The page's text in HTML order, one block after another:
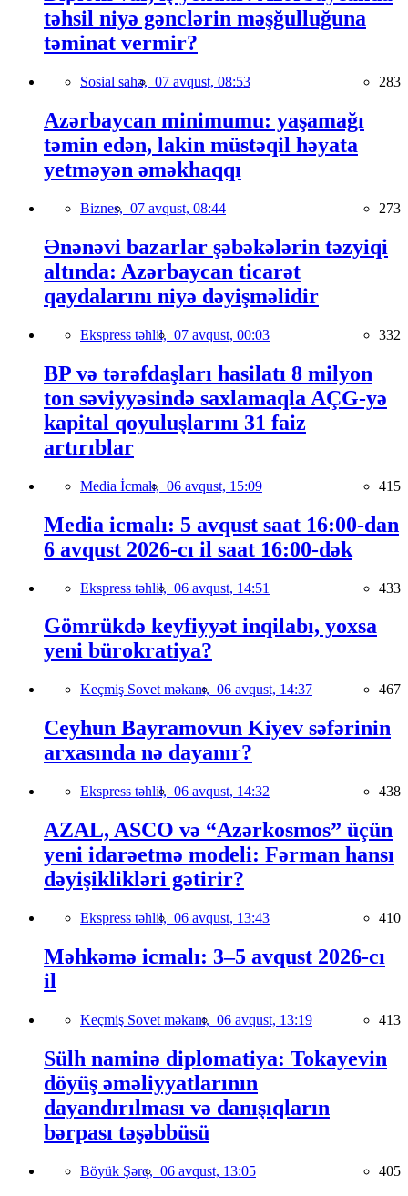
təhsil niyə gənclərin məşğulluğuna
təminat vermir?
Sosial sahə, 07 avqust, 08:53 283
Azərbaycan minimumu: yaşamağı
təmin edən, lakin müstəqil həyata
yetməyən əməkhaqqı
Biznes, 07 avqust, 08:44 273
Ənənəvi bazarlar şəbəkələrin təzyiqi
altında: Azərbaycan ticarət
qaydalarını niyə dəyişməlidir
Ekspress təhlil, 07 avqust, 00:03 332
BP və tərəfdaşları hasilatı 8 milyon
ton səviyyəsində saxlamaqla AÇG-yə
kapital qoyuluşlarını 31 faiz
artırıblar
Media İcmalı, 06 avqust, 15:09 415
Media icmalı: 5 avqust saat 16:00-dan
6 avqust 2026-cı il saat 16:00-dək
Ekspress təhlil, 06 avqust, 14:51 433
Gömrükdə keyfiyyət inqilabı, yoxsa
yeni bürokratiya?
Keçmiş Sovet məkanı, 06 avqust, 14:37 467
Ceyhun Bayramovun Kiyev səfərinin
arxasında nə dayanır?
Ekspress təhlil, 06 avqust, 14:32 438
AZAL, ASCO və “Azərkosmos” üçün
yeni idarəetmə modeli: Fərman hansı
dəyişiklikləri gətirir?
Ekspress təhlil, 06 avqust, 13:43 410
Məhkəmə icmalı: 3–5 avqust 2026-cı
il
Keçmiş Sovet məkanı, 06 avqust, 13:19 413
Sülh naminə diplomatiya: Tokayevin
döyüş əməliyyatlarının
dayandırılması və danışıqların
bərpası təşəbbüsü
Böyük Şərq, 06 avqust, 13:05 405